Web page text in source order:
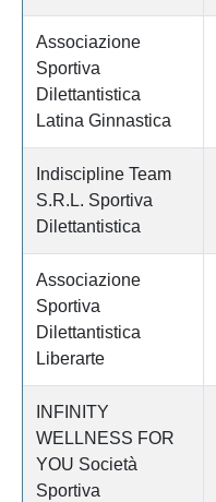
Associazione
Sportiva
Dilettantistica
Latina Ginnastica
Indiscipline Team
S.R.L. Sportiva
Dilettantistica
Associazione
Sportiva
Dilettantistica
Liberarte
INFINITY
WELLNESS FOR
YOU Società
Sportiva